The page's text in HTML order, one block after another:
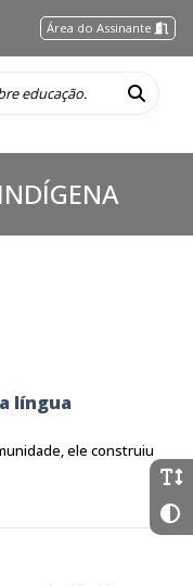
Área do Assinante
língua
ele construiu